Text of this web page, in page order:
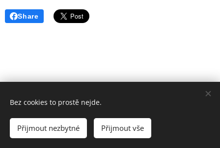
Share
Poslední aktualizace: 02. 07. 2026
Vytvořeno službou
Bez cookies to prostě nejde.
Přijmout nezbytné Přijmout vše